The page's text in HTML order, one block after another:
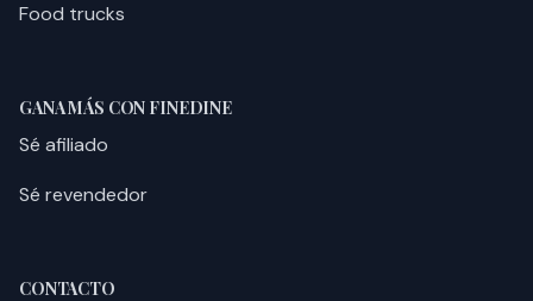
Food trucks
GANA MÁS CON FINEDINE
Sé afiliado
Sé revendedor
CONTACTO